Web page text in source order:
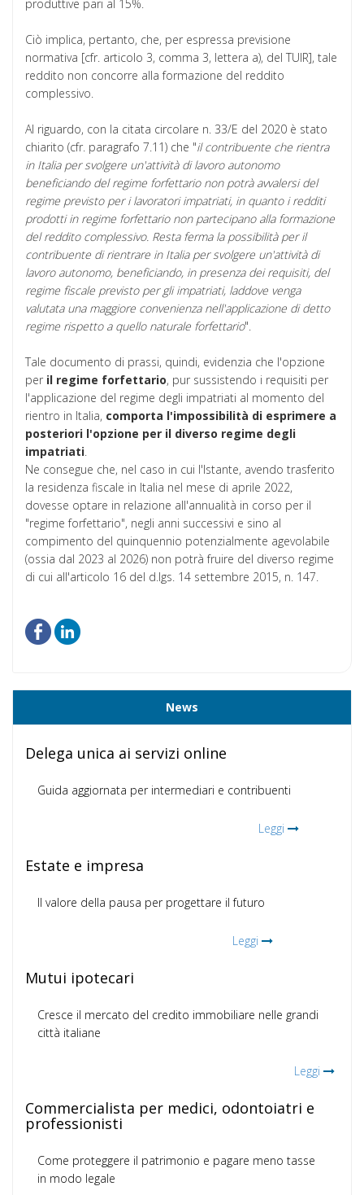
produttive pari al 15%.
Ciò implica, pertanto, che, per espressa previsione
normativa [cfr. articolo 3, comma 3, lettera a), del TUIR], tale
reddito non concorre alla formazione del reddito
complessivo.
Al riguardo, con la citata circolare n. 33/E del 2020 è stato
chiarito (cfr. paragrafo 7.11) che "il contribuente che rientra
in Italia per svolgere un'attività di lavoro autonomo
beneficiando del regime forfettario non potrà avvalersi del
regime previsto per i lavoratori impatriati, in quanto i redditi
prodotti in regime forfettario non partecipano alla formazione
del reddito complessivo. Resta ferma la possibilità per il
contribuente di rientrare in Italia per svolgere un'attività di
lavoro autonomo, beneficiando, in presenza dei requisiti, del
regime fiscale previsto per gli impatriati, laddove venga
valutata una maggiore convenienza nell'applicazione di detto
regime rispetto a quello naturale forfettario".
Tale documento di prassi, quindi, evidenzia che l'opzione
per il regime forfettario, pur sussistendo i requisiti per
l'applicazione del regime degli impatriati al momento del
rientro in Italia, comporta l'impossibilità di esprimere a
posteriori l'opzione per il diverso regime degli
impatriati.
Ne consegue che, nel caso in cui l'Istante, avendo trasferito
la residenza fiscale in Italia nel mese di aprile 2022,
dovesse optare in relazione all'annualità in corso per il
"regime forfettario", negli anni successivi e sino al
compimento del quinquennio potenzialmente agevolabile
(ossia dal 2023 al 2026) non potrà fruire del diverso regime
di cui all'articolo 16 del d.lgs. 14 settembre 2015, n. 147.
News
Delega unica ai servizi online
Guida aggiornata per intermediari e contribuenti
Leggi
Estate e impresa
Il valore della pausa per progettare il futuro
Leggi
Mutui ipotecari
Cresce il mercato del credito immobiliare nelle grandi
città italiane
Leggi
Commercialista per medici, odontoiatri e
professionisti
Come proteggere il patrimonio e pagare meno tasse
in modo legale